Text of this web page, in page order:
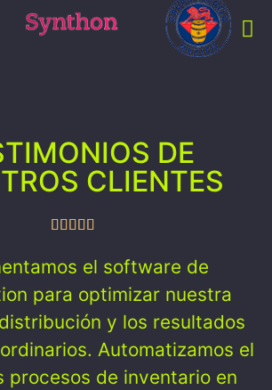
DE
CLIENTES
el software de
para optimizar nuestra
y los resultados
Automatizamos el
procesos de inventario en